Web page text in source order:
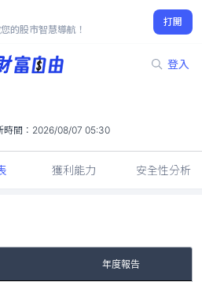
的股市智慧導航！
打開
登入
2.03%
間： 2026/08/07 05:30
獲利能力 安全性分析
年度報告